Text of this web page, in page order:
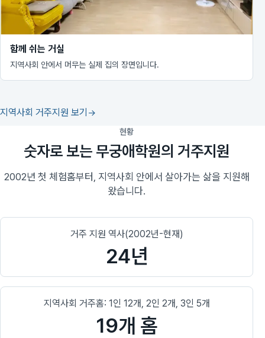
함께 쉬는 거실
지역사회 안에서 머무는 실제 집의 장면입니다.
지역사회 거주지원 보기
현황
숫자로 보는 무궁애학원의 거주지원
2002년 첫 체험홈부터, 지역사회 안에서 살아가는 삶을 지원해
왔습니다.
거주 지원 역사(2002년-현재)
24년
지역사회 거주홈: 1인 12개, 2인 2개, 3인 5개
19개 홈